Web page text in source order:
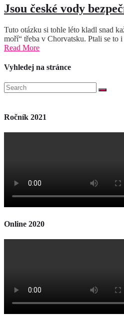
Jsou české vody
Tuto otázku si tohle léto kladl snad
moří“ třeba v Chorvatsku. Ptali se
Read More
Vyhledej na stránce
Ročník 2021
Online 2020